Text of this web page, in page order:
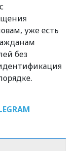
уже есть
без